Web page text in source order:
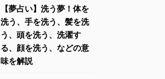
【夢占い】洗う夢！体を
洗う、手を洗う、髪を洗
う、頭を洗う、洗濯す
る、顔を洗う、などの意
味を解説